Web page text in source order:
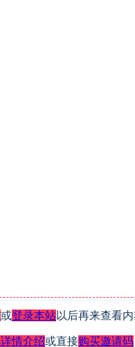
或登录本站以后再来查看
情介绍或直接购买邀请码